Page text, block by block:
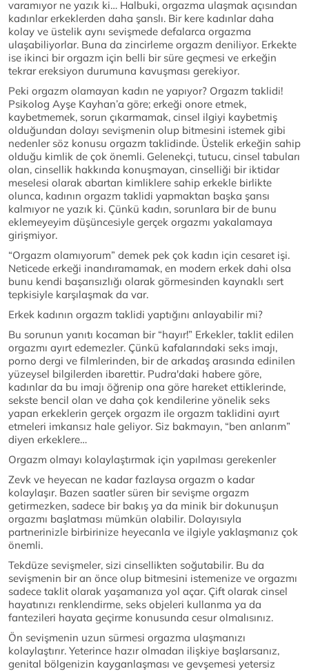
varamıyor ne yazık ki… Halbuki, orgazma ulaşmak açısından
kadınlar erkeklerden daha şanslı. Bir kere kadınlar daha
kolay ve üstelik aynı sevişmede defalarca orgazma
ulaşabiliyorlar. Buna da zincirleme orgazm deniliyor. Erkekte
ise ikinci bir orgazm için belli bir süre geçmesi ve erkeğin
tekrar ereksiyon durumuna kavuşması gerekiyor.
Peki orgazm olamayan kadın ne yapıyor? Orgazm taklidi!
Psikolog Ayşe Kayhan’a göre; erkeği onore etmek,
kaybetmemek, sorun çıkarmamak, cinsel ilgiyi kaybetmiş
olduğundan dolayı sevişmenin olup bitmesini istemek gibi
nedenler söz konusu orgazm taklidinde. Üstelik erkeğin sahip
olduğu kimlik de çok önemli. Gelenekçi, tutucu, cinsel tabuları
olan, cinsellik hakkında konuşmayan, cinselliği bir iktidar
meselesi olarak abartan kimliklere sahip erkekle birlikte
olunca, kadının orgazm taklidi yapmaktan başka şansı
kalmıyor ne yazık ki. Çünkü kadın, sorunlara bir de bunu
eklemeyeyim düşüncesiyle gerçek orgazmı yakalamaya
girişmiyor.
“Orgazm olamıyorum” demek pek çok kadın için cesaret işi.
Neticede erkeği inandıramamak, en modern erkek dahi olsa
bunu kendi başarısızlığı olarak görmesinden kaynaklı sert
tepkisiyle karşılaşmak da var.
Erkek kadının orgazm taklidi yaptığını anlayabilir mi?
Bu sorunun yanıtı kocaman bir “hayır!” Erkekler, taklit edilen
orgazmı ayırt edemezler. Çünkü kafalarındaki seks imajı,
porno dergi ve filmlerinden, bir de arkadaş arasında edinilen
yüzeysel bilgilerden ibarettir. Pudra'daki habere göre,
kadınlar da bu imajı öğrenip ona göre hareket ettiklerinde,
sekste bencil olan ve daha çok kendilerine yönelik seks
yapan erkeklerin gerçek orgazm ile orgazm taklidini ayırt
etmeleri imkansız hale geliyor. Siz bakmayın, “ben anlarım”
diyen erkeklere…
Orgazm olmayı kolaylaştırmak için yapılması gerekenler
Zevk ve heyecan ne kadar fazlaysa orgazm o kadar
kolaylaşır. Bazen saatler süren bir sevişme orgazm
getirmezken, sadece bir bakış ya da minik bir dokunuşun
orgazmı başlatması mümkün olabilir. Dolayısıyla
partnerinizle birbirinize heyecanla ve ilgiyle yaklaşmanız çok
önemli.
Tekdüze sevişmeler, sizi cinsellikten soğutabilir. Bu da
sevişmenin bir an önce olup bitmesini istemenize ve orgazmı
sadece taklit olarak yaşamanıza yol açar. Çift olarak cinsel
hayatınızı renklendirme, seks objeleri kullanma ya da
fantezileri hayata geçirme konusunda cesur olmalısınız.
Ön sevişmenin uzun sürmesi orgazma ulaşmanızı
kolaylaştırır. Yeterince hazır olmadan ilişkiye başlarsanız,
genital bölgenizin kayganlaşması ve gevşemesi yetersiz